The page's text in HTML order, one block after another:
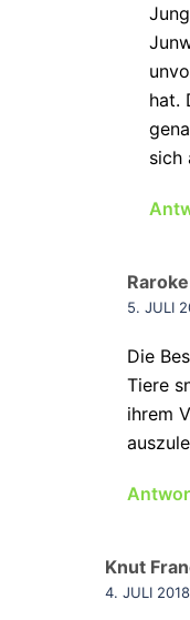
hat.
sich
Raroke
5. JULI
Die
Tiere
ihrem
Knut
4. JULI